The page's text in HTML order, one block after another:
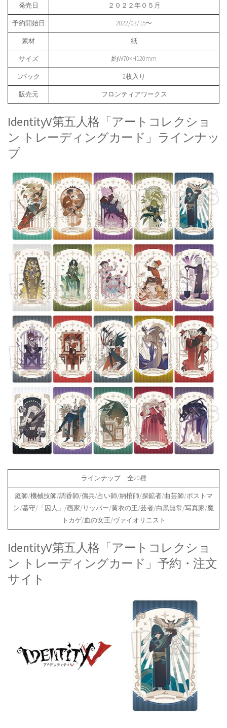
発売日 ２０２２年０５月
予約開始日 2022/03/15〜
素材 紙
サイズ 約W70×H120mm
1パック 2枚入り
販売元 フロンティアワークス
IdentityV第五人格「アートコレクショ
ン トレーディングカード」ラインナッ
プ
ラインナップ 全20種
庭師/機械技師/調香師/傭兵/占い師/納棺師/探鉱者/曲芸師/ポストマ
ン/墓守/「囚人」/画家/リッパー/黄衣の王/芸者/白黒無常/写真家/魔
トカゲ/血の女王/ヴァイオリニスト
IdentityV第五人格「アートコレクショ
ン トレーディングカード」予約・注文
サイト